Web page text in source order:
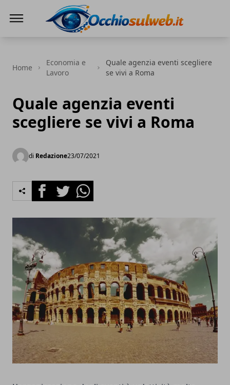
Home
Economia e
Lavoro
Quale agenzia eventi scegliere
se vivi a Roma
Quale agenzia eventi
scegliere se vivi a Roma
di Redazione23/07/2021
FacebookTwitterWhatsapp